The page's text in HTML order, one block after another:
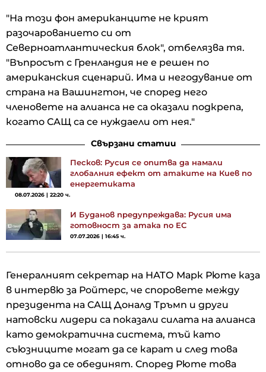
"На този фон американците не крият
разочарованието си от
Северноатлантическия блок", отбелязва тя.
"Въпросът с Гренландия не е решен по
американския сценарий. Има и негодувание от
страна на Вашингтон, че според него
членовете на алианса не са оказали подкрепа,
когато САЩ са се нуждаели от нея."
Свързани статии
Песков: Русия се опитва да намали
глобалния ефект от атаките на Киев по
енергетиката
08.07.2026 | 22:20 ч.
И Буданов предупреждава: Русия има
готовност за атака по ЕС
07.07.2026 | 16:45 ч.
Генералният секретар на НАТО Марк Рюте каза
в интервю за Ройтерс, че споровете между
президента на САЩ Доналд Тръмп и други
натовски лидери са показали силата на алианса
като демократична система, тъй като
съюзниците могат да се карат и след това
отново да се обединят. Според Рюте това